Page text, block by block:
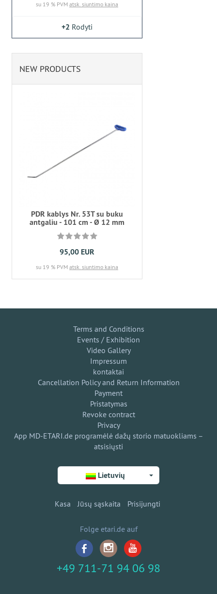
su 19 % PVM atsk. siuntimo kaina
+2 Rodyti
NEW PRODUCTS
PDR kablys Nr. 53T su buku
antgaliu - 101 cm - Ø 12 mm
95,00 EUR
su 19 % PVM atsk. siuntimo kaina
Terms and Conditions
Events / Exhibition
Video Gallery
Impressum
kontaktai
Cancellation Policy and Return Information
Payment
Pristatymas
Revoke contract
Privacy
App MD-ETARI.de programėlė dažų storio matuokliams –
atsisiųsti
Lietuvių
Kasa Jūsų sąskaita Prisijungti
Folge etari.de auf
+49 711-71 94 06 98